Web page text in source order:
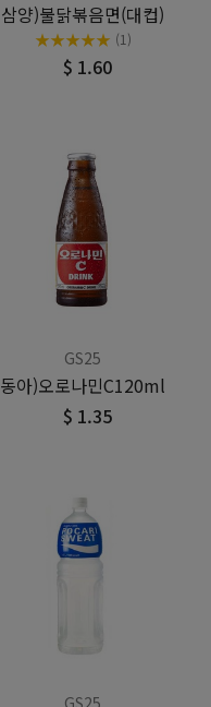
삼양)불닭볶음면(대컵)
★★★★★ (1)
$ 1.60
GS25
동아)오로나민C120ml
$ 1.35
GS25